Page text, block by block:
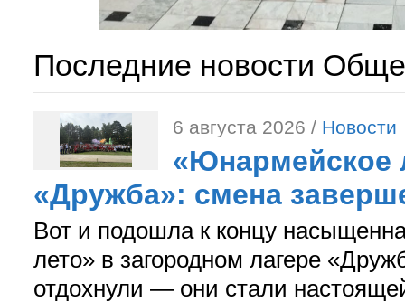
Последние новости
6 августа 2026 / Новости
«Юнармейское
«Дружба»: смена
Вот и подошла к концу
лето» в загородном лагере
отдохнули — они стали